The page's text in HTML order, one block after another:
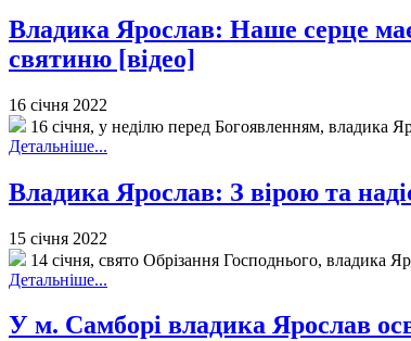
Владика Ярослав: Наше серце
святиню [відео]
16 січня 2022
16 січня, у неділю перед Богоявленням, владика
Детальніше...
Владика Ярослав: З вірою та
15 січня 2022
14 січня, свято Обрізання Господнього, владика
Детальніше...
У м. Самборі владика Ярослав